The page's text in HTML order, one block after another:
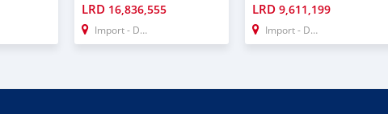
LRD 16,836,555
Import - Dubai
LRD 9,611,199
Import - Dubai